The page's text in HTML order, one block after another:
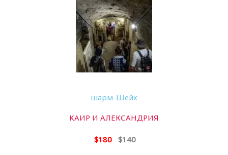
шарм-Шейх
КАИР И АЛЕКСАНДРИЯ
$180 $140